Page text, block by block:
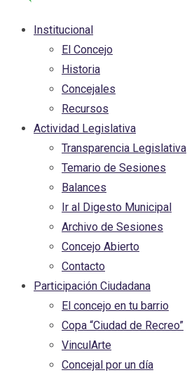
Institucional
El Concejo
Historia
Concejales
Recursos
Actividad Legislativa
Transparencia Legislativa
Temario de Sesiones
Balances
Ir al Digesto Municipal
Archivo de Sesiones
Concejo Abierto
Contacto
Participación Ciudadana
El concejo en tu barrio
Copa “Ciudad de Recreo”
VinculArte
Concejal por un día